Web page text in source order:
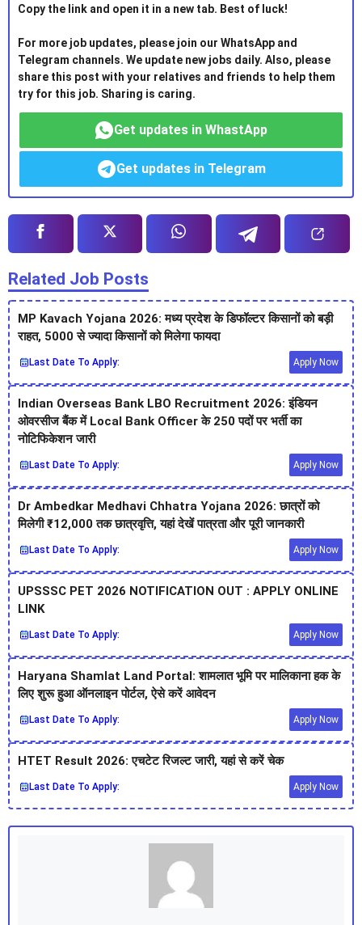
Copy the link and open it in a new tab. Best of luck!
For more job updates, please join our WhatsApp and
Telegram channels. We update new jobs daily. Also, please
share this post with your relatives and friends to help them
try for this job. Sharing is caring.
Get updates in WhastApp
Get updates in Telegram
Related Job Posts
MP Kavach Yojana 2026: मध्य प्रदेश के डिफॉल्टर किसानों को बड़ी
राहत, 5000 से ज्यादा किसानों को मिलेगा फायदा
Last Date To Apply: Apply Now
Indian Overseas Bank LBO Recruitment 2026: इंडियन
ओवरसीज बैंक में Local Bank Officer के 250 पदों पर भर्ती का
नोटिफिकेशन जारी
Last Date To Apply: Apply Now
Dr Ambedkar Medhavi Chhatra Yojana 2026: छात्रों को
मिलेगी ₹12,000 तक छात्रवृत्ति, यहां देखें पात्रता और पूरी जानकारी
Last Date To Apply: Apply Now
UPSSSC PET 2026 NOTIFICATION OUT : APPLY ONLINE
LINK
Last Date To Apply: Apply Now
Haryana Shamlat Land Portal: शामलात भूमि पर मालिकाना हक के
लिए शुरू हुआ ऑनलाइन पोर्टल, ऐसे करें आवेदन
Last Date To Apply: Apply Now
HTET Result 2026: एचटेट रिजल्ट जारी, यहां से करें चेक
Last Date To Apply: Apply Now